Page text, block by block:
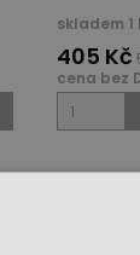
skladem 1
405 Kč
cena bez